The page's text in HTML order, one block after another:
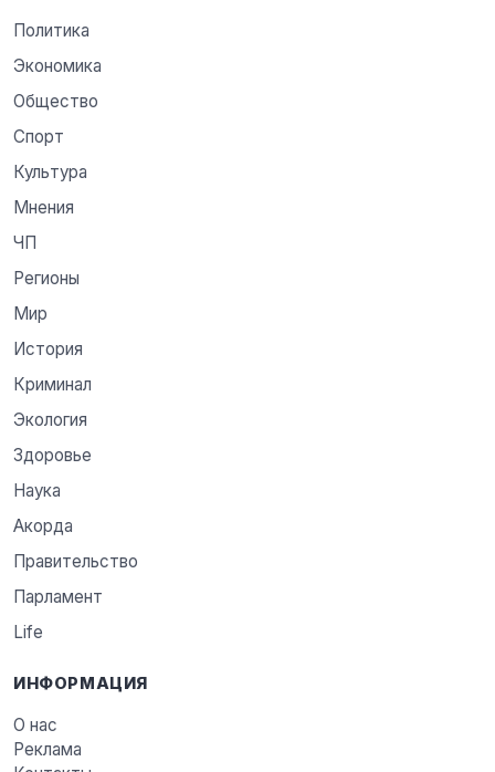
Политика
Экономика
Общество
Спорт
Культура
Мнения
ЧП
Регионы
Мир
История
Криминал
Экология
Здоровье
Наука
Акорда
Правительство
Парламент
Life
ИНФОРМАЦИЯ
О нас
Реклама